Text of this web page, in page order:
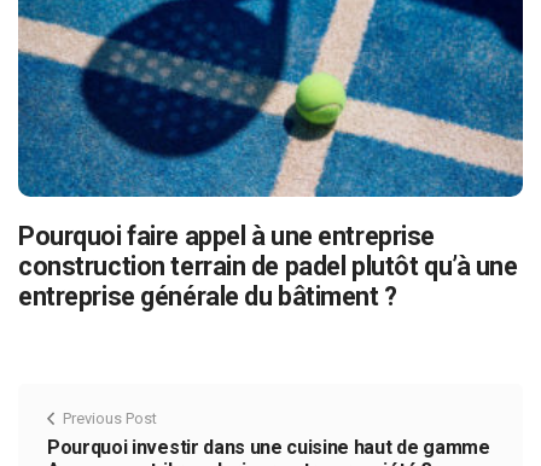
Pourquoi faire appel à une entreprise
construction terrain de padel plutôt qu’à une
entreprise générale du bâtiment ?
Previous Post
Pourquoi investir dans une cuisine haut de gamme